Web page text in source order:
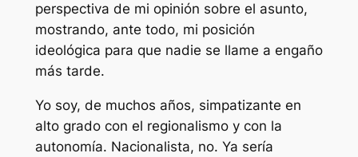
perspectiva de mi opinión sobre el asunto,
mostrando, ante todo, mi posición
ideológica para que nadie se llame a engaño
más tarde.
Yo soy, de muchos años, simpatizante en
alto grado con el regionalismo y con la
autonomía. Nacionalista, no. Ya sería